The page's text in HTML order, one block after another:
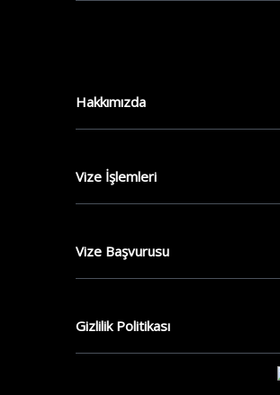
Hakkımızda
Vize İşlemleri
Vize Başvurusu
Gizlilik Politikası